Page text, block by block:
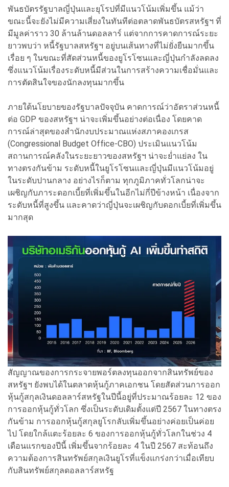
พันธบัตรรัฐบาลญี่ปุ่นและยุโรปที่มีแนวโน้มเพิ่มขึ้น แม้ว่า
ขณะนี้จะยังไม่มีความเสี่ยงในทันทีต่อตลาดพันธบัตรสหรัฐฯ ที่
มีมูลค่าราว 30 ล้านล้านดอลลาร์ แต่จากการคาดการณ์ระยะ
ยาวพบว่า หนี้รัฐบาลสหรัฐฯ อยู่บนเส้นทางที่ไม่ยั่งยืนมากขึ้น
เรื่อย ๆ ในขณะที่สัดส่วนหนี้ของยูโรโซนและญี่ปุ่นกำลังลดลง
ซึ่งแนวโน้มเรื่องระดับหนี้มีส่วนในการสร้างความเชื่อมั่นและ
การตัดสินใจของนักลงทุนมากขึ้น
ภายใต้นโยบายของรัฐบาลปัจจุบัน คาดการณ์ว่าอัตราส่วนหนี้
ต่อ GDP ของสหรัฐฯ น่าจะเพิ่มขึ้นอย่างต่อเนื่อง โดยคาด
การณ์ล่าสุดของสำนักงบประมาณแห่งสภาคองเกรส
(Congressional Budget Office-CBO) ประเมินแนวโน้ม
สถานการณ์คลังในระยะยาวของสหรัฐฯ น่าจะย่ำแย่ลง ใน
ทางตรงกันข้าม ระดับหนี้ในยูโรโซนและญี่ปุ่นมีแนวโน้มอยู่
ในระดับปานกลาง อย่างไรก็ตาม ทุกภูมิภาคทั่วโลกน่าจะ
เผชิญกับภาระดอกเบี้ยที่เพิ่มขึ้นในอีกไม่กี่ปีข้างหน้า เนื่องจาก
ระดับหนี้ที่สูงขึ้น และคาดว่าญี่ปุ่นจะเผชิญกับดอกเบี้ยที่เพิ่มขึ้น
มากสุด
สัญญาณของการกระจายพอร์ตลงทุนออกจากสินทรัพย์ของ
สหรัฐฯ ยังพบได้ในตลาดหุ้นกู้ภาคเอกชน โดยสัดส่วนการออก
หุ้นกู้สกุลเงินดอลลาร์สหรัฐในปีนี้อยู่ที่ประมาณร้อยละ 12 ของ
การออกหุ้นกู้ทั่วโลก ซึ่งเป็นระดับเดิมตั้งแต่ปี 2567 ในทางตรง
กันข้าม การออกหุ้นกู้สกุลยูโรกลับเพิ่มขึ้นอย่างค่อยเป็นค่อย
ไป โดยใกล้แตะร้อยละ 6 ของการออกหุ้นกู้ทั่วโลกในช่วง 4
เดือนแรกของปีนี้ เพิ่มขึ้นจากร้อยละ 4 ในปี 2567 สะท้อนถึง
ความต้องการสินทรัพย์สกุลเงินยูโรที่แข็งแกร่งกว่าเมื่อเทียบ
กับสินทรัพย์สกุลดอลลาร์สหรัฐ